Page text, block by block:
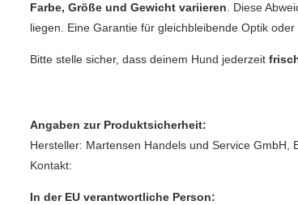
Farbe, Größe und Gewicht variieren. Diese
liegen. Eine Garantie für gleichbleibende Optik
Bitte stelle sicher, dass deinem Hund jederzeit
Angaben zur Produktsicherheit:
Hersteller: Martensen Handels und Service GmbH,
Kontakt:
In der EU verantwortliche Person: